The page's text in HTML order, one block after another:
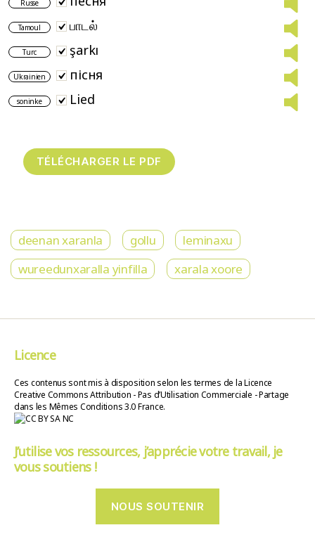
Russe
Tamoul பாடல்
Turc şarkı
Ukrainien пісня
soninke Lied
deenan xaranla gollu
leminaxu
wureedunxaralla yinfilla
xarala xoore
Licence
Ces contenus sont mis à disposition selon les termes de la Licence
Creative Commons Attribution - Pas d’Utilisation Commerciale - Partage
dans les Mêmes Conditions 3.0 France.
J’utilise vos ressources, j’apprécie votre travail, je
vous soutiens !
NOUS SOUTENIR